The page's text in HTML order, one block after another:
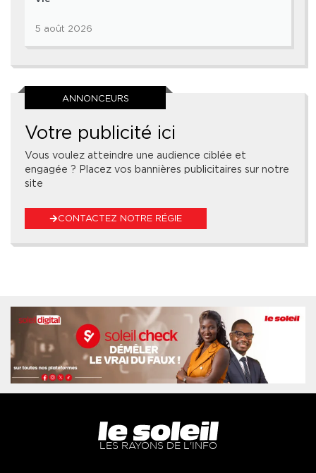
5 août 2026
ANNONCEURS
Votre publicité ici
Vous voulez atteindre une audience ciblée et
engagée ? Placez vos bannières publicitaires sur notre
site
CONTACTEZ NOTRE RÉGIE
LES RAYONS DE L'INFO